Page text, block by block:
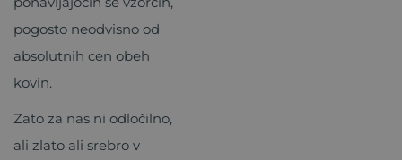
pogosto neodvisno od
absolutnih cen obeh
kovin.
Zato za nas ni odločilno,
ali zlato ali srebro v